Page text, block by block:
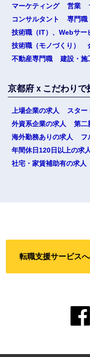
マーケティング
営業
コンサルタント
専門職
技術職（IT）、Webサー
技術職（モノづくり）
不動産専門職
建設・施
京都府ｘこだわりで
上場企業の求人
スター
外資系企業の求人
第二
海外勤務ありの求人
フ
年間休日120日以上の求人
社宅・家賃補助有の求人
転職支援サービス